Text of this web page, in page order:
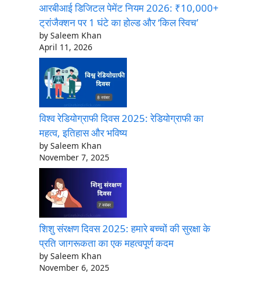
आरबीआई डिजिटल पेमेंट नियम 2026: ₹10,000+
ट्रांजैक्शन पर 1 घंटे का होल्ड और ‘किल स्विच’
by Saleem Khan
April 11, 2026
विश्व रेडियोग्राफी दिवस 2025: रेडियोग्राफी का
महत्व, इतिहास और भविष्य
by Saleem Khan
November 7, 2025
शिशु संरक्षण दिवस 2025: हमारे बच्चों की सुरक्षा के
प्रति जागरूकता का एक महत्वपूर्ण कदम
by Saleem Khan
November 6, 2025